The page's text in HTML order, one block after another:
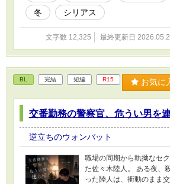
が、それでも世界の美し
うとする、冬の物語。
冬
シリアス
文字数 12,325 最終更新日
BL 完結 短編 R15 お気に
交番勤務の警察官、危うい男を
逆立ちのウォンバット
職場の同期から執拗なセ
た佐々木陸人。 ある夜、
った陸人は、衝動のまま